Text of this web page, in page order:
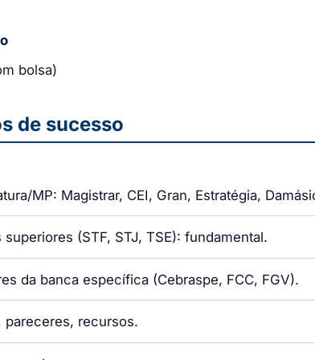
bolsa)
de sucesso
MP: Magistrar, CEI, Gran, Estratégia,
(STF, STJ, TSE): fundamental.
da banca específica (Cebraspe, FCC, FGV).
pareceres, recursos.